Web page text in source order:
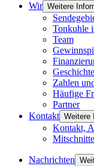
Wir Weitere
Tonkuhle
Team
Geschichte
Zahlen
Häufige
Partner
Kontakt Weitere
Kontakt,
Mitschnitte
Nachrichten